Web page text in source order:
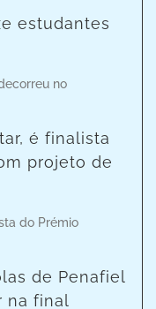
estudantes
no
é finalista
projeto de
do Prémio
de Penafiel
na final